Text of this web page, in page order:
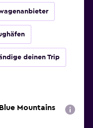
deinen Trip
Mountains